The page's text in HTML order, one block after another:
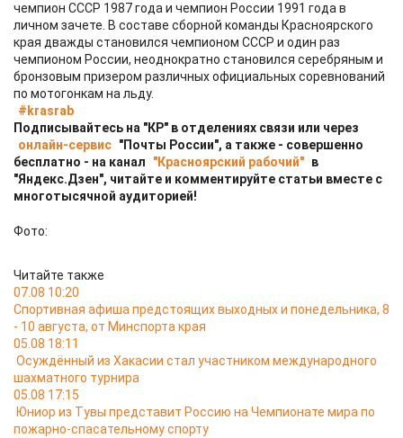
чемпион СССР 1987 года и чемпион России 1991 года в
личном зачете. В составе сборной команды Красноярского
края дважды становился чемпионом СССР и один раз
чемпионом России, неоднократно становился серебряным и
бронзовым призером различных официальных соревнований
по мотогонкам на льду.
#krasrab
Подписывайтесь на "КР" в отделениях связи или через
онлайн-сервис "Почты России", а также - совершенно
бесплатно - на канал
"Красноярский рабочий" в
"Яндекс.Дзен", читайте и комментируйте статьи вместе с
многотысячной аудиторией!
Фото:
Читайте также
07.08 10:20
Спортивная афиша предстоящих выходных и понедельника, 8
- 10 августа, от Минспорта края
05.08 18:11
Осуждённый из Хакасии стал участником международного
шахматного турнира
05.08 17:15
Юниор из Тувы представит Россию на Чемпионате мира по
пожарно-спасательному спорту